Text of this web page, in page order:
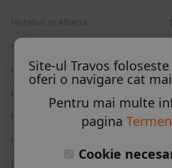
Hoteluri in Bansko
Hoteluri in Nisipurile de Aur
Hoteluri in Antalya
Destinatii in toata lumea
Site-ul Travos
oferi o navigare cat
Pentru mai multe
pagina
Cookie